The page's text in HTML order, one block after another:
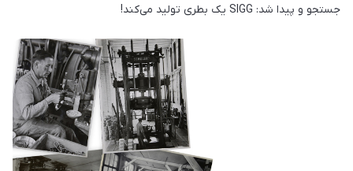
جستجو و پیدا شد: SIGG یک بطری تولید می‌کند!